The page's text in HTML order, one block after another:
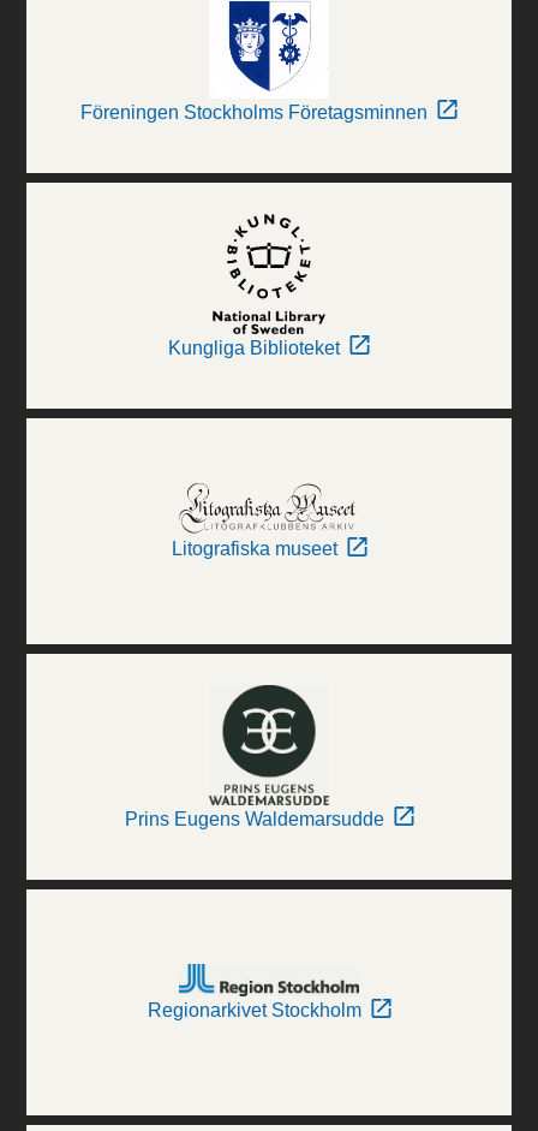
Föreningen Stockholms Företagsminnen
Kungliga Biblioteket
Litografiska museet
Prins Eugens Waldemarsudde
Regionarkivet Stockholm